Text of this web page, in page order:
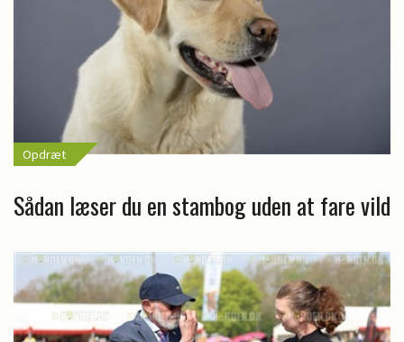
Opdræt
Sådan læser du en stambog uden at fare vild